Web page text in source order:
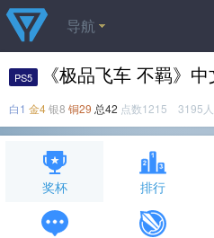
导航
PS5 《极品飞车 不羁》
白1 金4银8 铜29 总42 点数1215 3195
奖杯 排行